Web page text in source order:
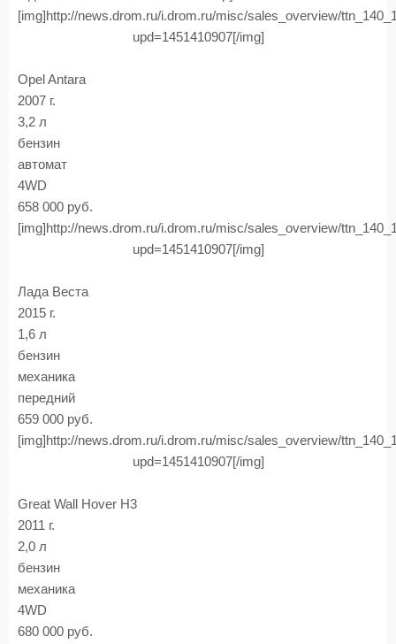
[img]http://news.drom.ru/i.drom.ru/misc/sales_overview/
upd=1451410907[/img]
Opel Antara
2007 г.
3,2 л
бензин
автомат
4WD
658 000 руб.
[img]http://news.drom.ru/i.drom.ru/misc/sales_overview/
upd=1451410907[/img]
Лада Веста
2015 г.
1,6 л
бензин
механика
передний
659 000 руб.
[img]http://news.drom.ru/i.drom.ru/misc/sales_overview/
upd=1451410907[/img]
Great Wall Hover H3
2011 г.
2,0 л
бензин
механика
4WD
680 000 руб.